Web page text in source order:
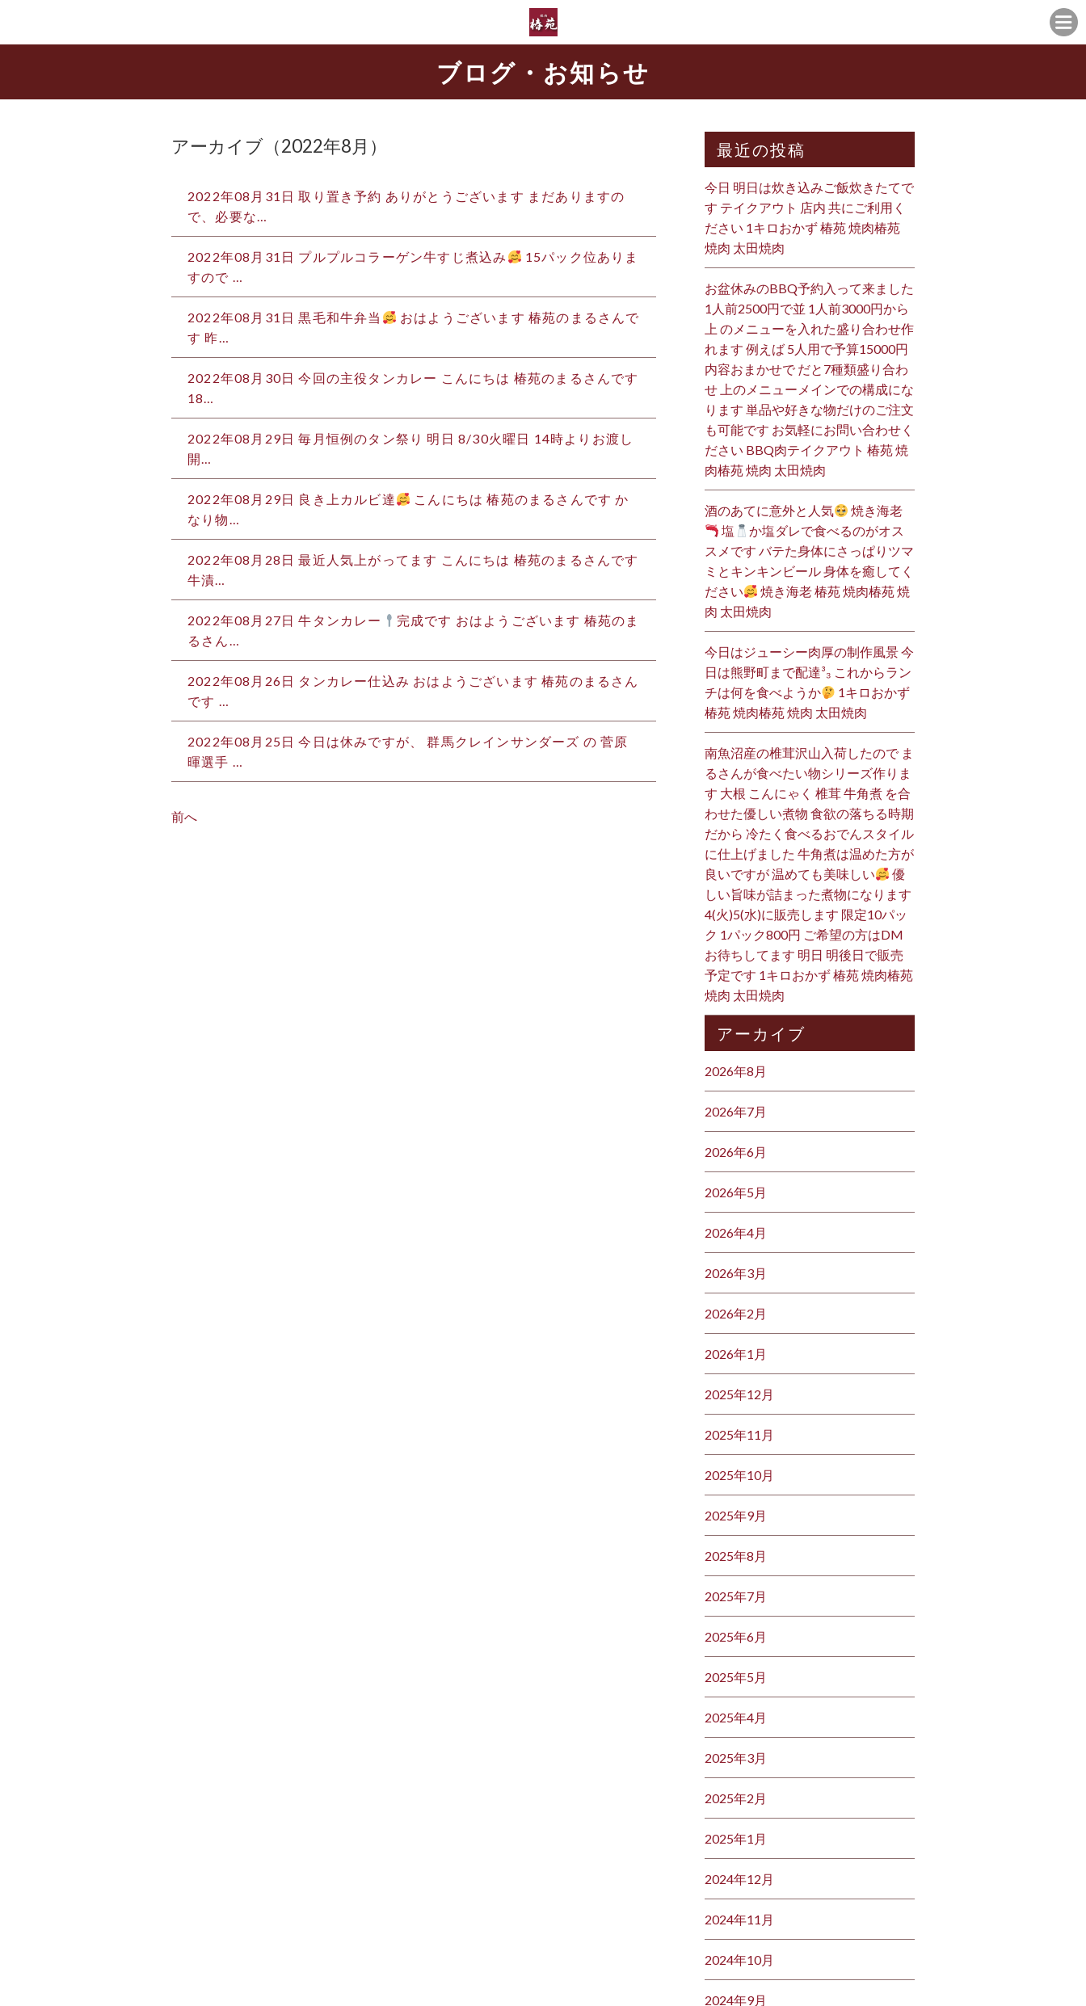
ブログ・お知らせ
アーカイブ（2022年8月）
2022年08月31日 取り置き予約 ありがとうございます まだありますの
で、必要な…
2022年08月31日 プルプルコラーゲン牛すじ煮込み
15パック位ありま
すので …
2022年08月31日 黒毛和牛弁当 おはようございます 椿苑のまるさんで
す 昨…
2022年08月30日 今回の主役タンカレー こんにちは️ 椿苑のまるさんです
18…
2022年08月29日 毎月恒例のタン祭り 明日 8/30火曜日 14時よりお渡し
開…
2022年08月29日 良き上カルビ達 こんにちは 椿苑のまるさんです か
なり物…
2022年08月28日 最近人気上がってます こんにちは️ 椿苑のまるさんです
牛漬…
2022年08月27日 牛タンカレー 完成です おはようございます 椿苑のま
るさん…
2022年08月26日 タンカレー仕込み️ おはようございます 椿苑のまるさん
です …
2022年08月25日 今日は休みですが、 群馬クレインサンダーズ の 菅原
暉選手 …
前へ
最近の投稿
今日 明日は炊き込みご飯炊きたてで
す テイクアウト 店内 共にご利用く
ださい 1キロおかず 椿苑 焼肉椿苑
焼肉 太田焼肉
お盆休みのBBQ予約入って来ました
1人前2500円で並 1人前3000円から
上 のメニューを入れた盛り合わせ作
れます 例えば 5人用で予算15000円
内容おまかせで だと7種類盛り合わ
せ 上のメニューメインでの構成にな
ります 単品や好きな物だけのご注文
も可能です お気軽にお問い合わせく
ださい BBQ肉テイクアウト 椿苑 焼
肉椿苑 焼肉 太田焼肉
酒のあてに意外と人気
焼き海老
塩
か塩ダレで食べるのがオス
スメです バテた身体にさっぱりツマ
ミとキンキンビール 身体を癒してく
ださい
焼き海老 椿苑 焼肉椿苑 焼
肉 太田焼肉
今日はジューシー肉厚の制作風景 今
日は熊野町まで配達³₃ これからラン
チは何を食べようか
1キロおかず
椿苑 焼肉椿苑 焼肉 太田焼肉
南魚沼産の椎茸沢山入荷したので ま
るさんが食べたい物シリーズ作りま
す 大根 こんにゃく 椎茸 牛角煮 を合
わせた優しい煮物 食欲の落ちる時期
だから 冷たく食べるおでんスタイル
に仕上げました 牛角煮は温めた方が
良いですが 温めても美味しい
優
しい旨味が詰まった煮物になります
4(火)5(水)に販売します 限定10パッ
ク 1パック800円 ご希望の方はDM
お待ちしてます 明日 明後日で販売
予定です 1キロおかず 椿苑 焼肉椿苑
焼肉 太田焼肉
アーカイブ
2026年8月
2026年7月
2026年6月
2026年5月
2026年4月
2026年3月
2026年2月
2026年1月
2025年12月
2025年11月
2025年10月
2025年9月
2025年8月
2025年7月
2025年6月
2025年5月
2025年4月
2025年3月
2025年2月
2025年1月
2024年12月
2024年11月
2024年10月
2024年9月